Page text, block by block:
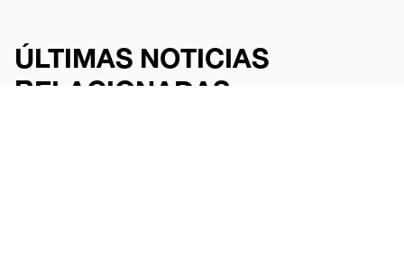
ÚLTIMAS NOTICIAS
RELACIONADAS